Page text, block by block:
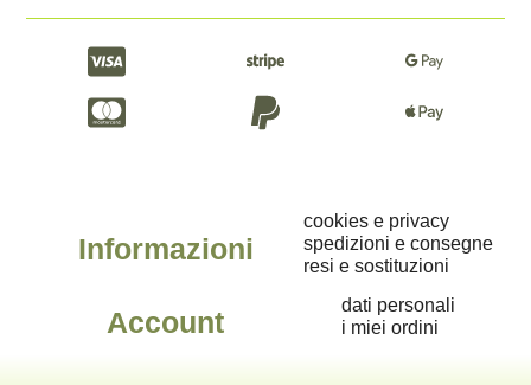
Informazioni
Account
cookies e privacy
spedizioni e consegne
resi e sostituzioni
dati personali
i miei ordini